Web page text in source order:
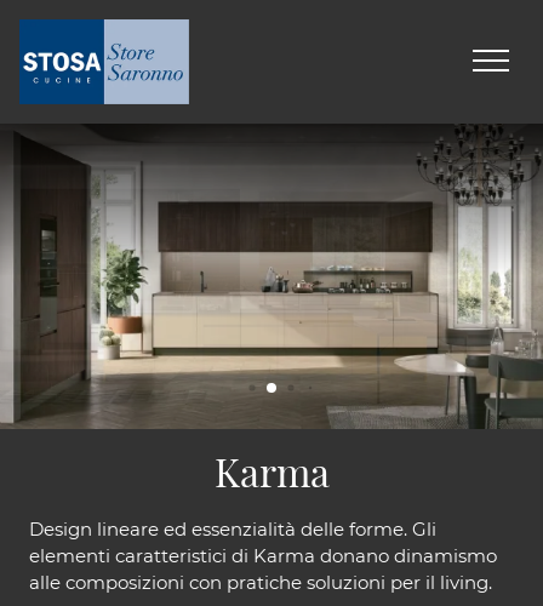
Karma
Design lineare ed essenzialità delle forme. Gli
elementi caratteristici di Karma donano dinamismo
alle composizioni con pratiche soluzioni per il living.